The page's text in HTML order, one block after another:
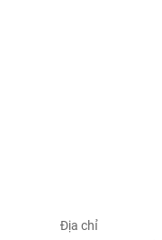
Địa chỉ